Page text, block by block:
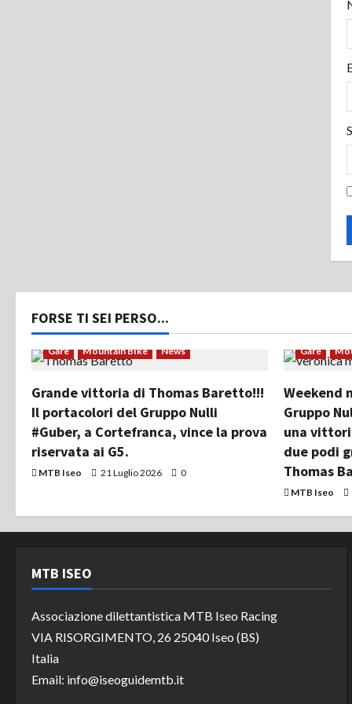
FORSE TI SEI PERSO...
Gare Mountain Bike News
Grande vittoria di Thomas Baretto!!!
Il portacolori del Gruppo Nulli
#Guber, a Cortefranca, vince la prova
riservata ai G5.
MTB Iseo 21 Luglio 2026 0
Gare
Weekend
Gruppo
una
due podi
Thomas
MTB Iseo
MTB ISEO
Associazione dilettantistica MTB Iseo Racing
VIA RISORGIMENTO, 26 25040 Iseo (BS)
Italia
Email: info@iseoguidemtb.it